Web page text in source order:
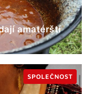
amatérští
SPOLEČNOST